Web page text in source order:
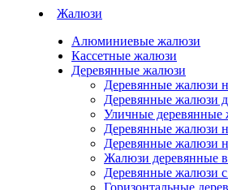
Жалюзи
Алюминиевые жалюзи
Кассетные жалюзи
Деревянные жалюзи
Деревянные жалюзи
Деревянные жалюзи
Уличные деревянные
Деревянные жалюзи
Деревянные жалюзи
Жалюзи деревянные
Деревянные жалюзи
Горизонтальные